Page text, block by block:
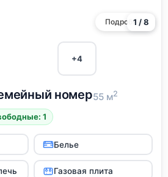
Подробнее
1 / 8
+4
номер55 м2
1
Белье
Газовая плита